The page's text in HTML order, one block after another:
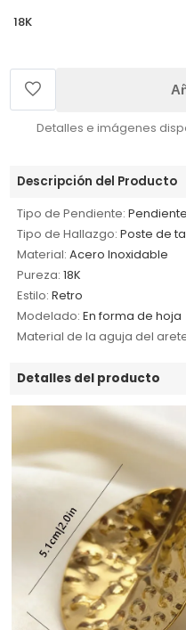
18K
Detalles e imágenes
Descripción del Producto
Tipo de Pendiente:
Tipo de Hallazgo: Poste de
Material: Acero Inoxidable
Pureza: 18K
Estilo: Retro
Modelado: En forma de hoja
Material de la aguja del
Detalles del producto